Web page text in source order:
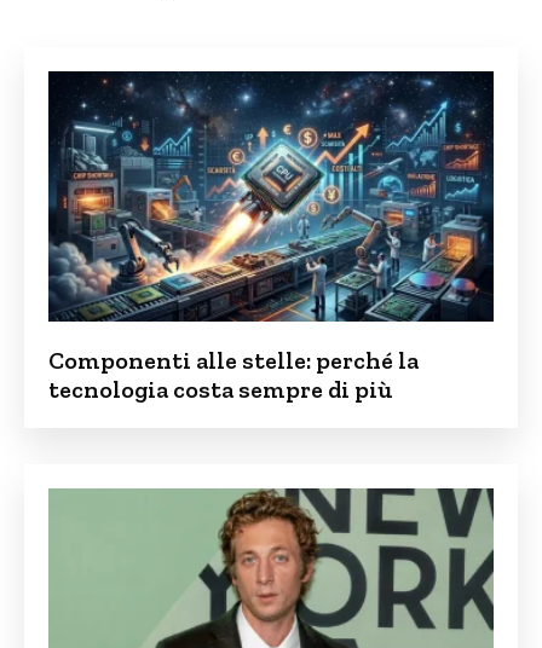
Componenti alle stelle: perché la
tecnologia costa sempre di più